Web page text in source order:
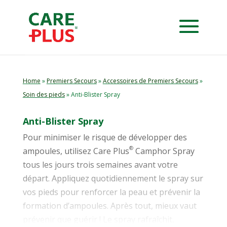
Home »Premiers Secours»Accessoires de Premiers Secours»
Soin des pieds» Anti-Blister Spray
Anti-Blister Spray
Pour minimiser le risque de développer des
ampoules, utilisez Care Plus®Camphor Spray
tous les jours trois semaines avant votre
départ. Appliquez quotidiennement le spray sur
vos pieds pour renforcer la peau et prévenir la
formation d’ampoules. Après tout, mieux vaut